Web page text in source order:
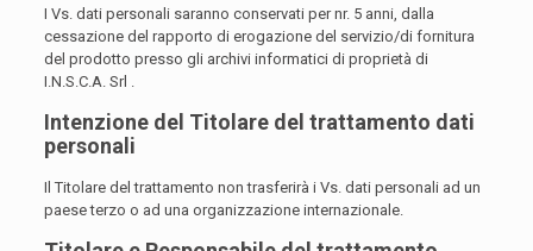
I Vs. dati personali saranno conservati per nr. 5 anni, dalla
cessazione del rapporto di erogazione del servizio/di fornitura
del prodotto presso gli archivi informatici di proprietà di
I.N.S.C.A. Srl .
Intenzione del Titolare del trattamento dati
personali
Il Titolare del trattamento non trasferirà i Vs. dati personali ad un
paese terzo o ad una organizzazione internazionale.